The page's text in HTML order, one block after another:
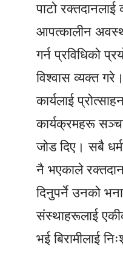
पाटो
आपत्कालीन
गर्न प्रविधिको
विश्वास व्यक्त
कार्यलाई
कार्यक्रमहरू
जोड दिए। सबै
नै भएकाले
दिनुपर्ने उनको
संस्थाहरूलाई
भई बिरामीलाई